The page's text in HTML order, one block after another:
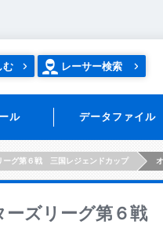
む レーサー検索
ル データファイル
ーグ第６戦 三国レジェンドカップ
ーズリーグ第６戦